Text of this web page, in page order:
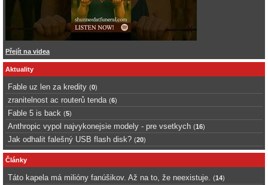
Přejít na videa
Aktuality
Fable uz len za kredity (0)
zranitelnost ac routerů tenda (6)
Fable 5 is back (5)
Anthropic vypol najvykonejsie modely - pre vsetkych (16)
Jak odhalit falešný USB flash disk? (20)
Články
Táto kapela má milióny fanúšikov. Až na to, že neexistuje. (14)